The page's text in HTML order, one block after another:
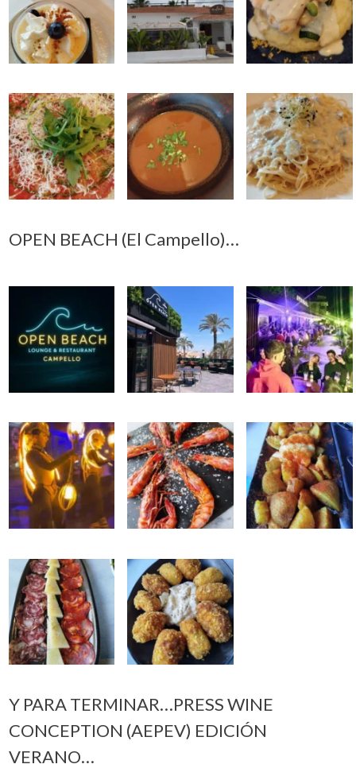
OPEN BEACH (El Campello)…
Y PARA TERMINAR…PRESS WINE
CONCEPTION (AEPEV) EDICIÓN
VERANO…